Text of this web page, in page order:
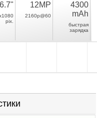
Exynos
6.7"
pix.
12MP
2160p@60
4300
mAh
быстрая
зарядка